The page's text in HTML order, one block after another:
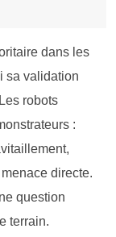
dans les
sa validation
robots
:
directe.
question
terrain.